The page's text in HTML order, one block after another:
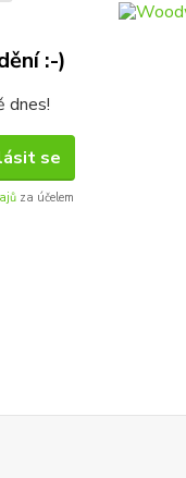
:-)
dnes!
se
za účelem